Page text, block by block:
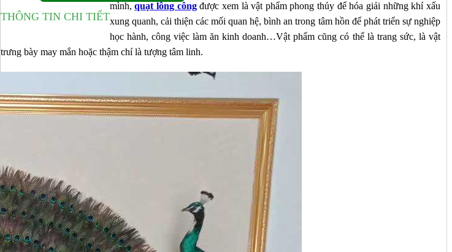
THÔNG TIN CHI TIẾT
mình,quạt lông côngđược xem là vật phẩm phong thủy để hóa giải những khí xấu
xung quanh, cải thiện các mối quan hệ, bình an trong tâm hồn để phát triển sự nghiệp
học hành, công việc làm ăn kinh doanh…Vật phẩm cũng có thể là trang sức, là vật
trưng bày may mắn hoặc thậm chí là tượng tâm linh.